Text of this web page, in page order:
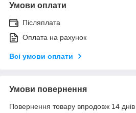
Умови оплати
Післяплата
Оплата на рахунок
Всі умови оплати
Умови повернення
Повернення товару впродовж 14